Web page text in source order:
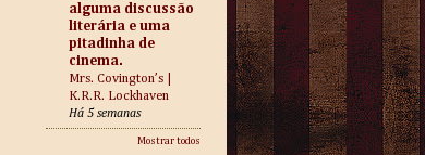
alguma discussão
literária e uma
pitadinha de
cinema.
Mrs. Covington’s |
K.R.R. Lockhaven
Há 5 semanas
Mostrar todos